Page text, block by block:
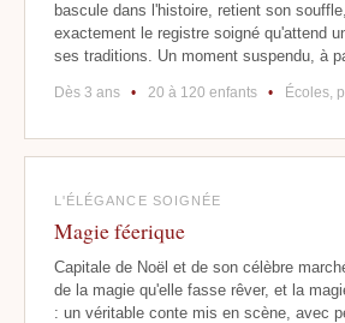
bascule dans l'histoire, retient son
exactement le registre soigné qu'attend
ses traditions. Un moment suspendu, à
Dès 3 ans • 20 à 120 enfants • Écoles,
L'ÉLÉGANCE SOIGNÉE
Magie féerique
Capitale de Noël et de son célèbre
de la magie qu'elle fasse rêver, et la
: un véritable conte mis en scène, avec